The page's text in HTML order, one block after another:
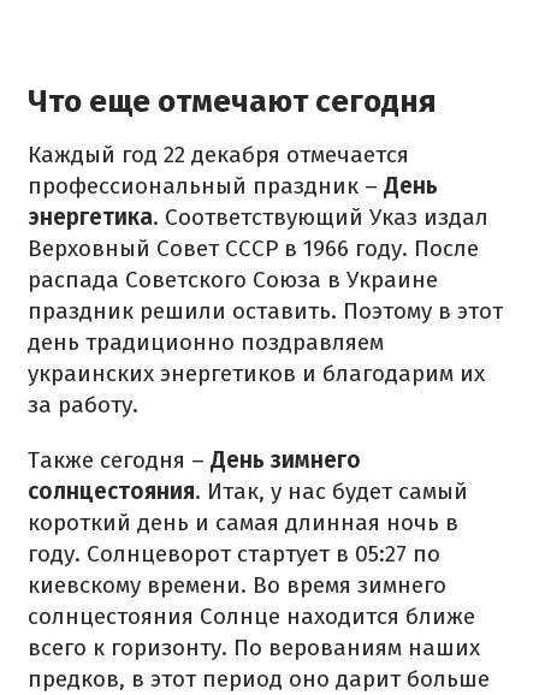
Что еще отмечают сегодня
Каждый год 22 декабря отмечается
профессиональный праздник – День
энергетика. Соответствующий Указ издал
Верховный Совет СССР в 1966 году. После
распада Советского Союза в Украине
праздник решили оставить. Поэтому в этот
день традиционно поздравляем
украинских энергетиков и благодарим их
за работу.
Также сегодня – День зимнего
солнцестояния. Итак, у нас будет самый
короткий день и самая длинная ночь в
году. Солнцеворот стартует в 05:27 по
киевскому времени. Во время зимнего
солнцестояния Солнце находится ближе
всего к горизонту. По верованиям наших
предков, в этот период оно дарит больше